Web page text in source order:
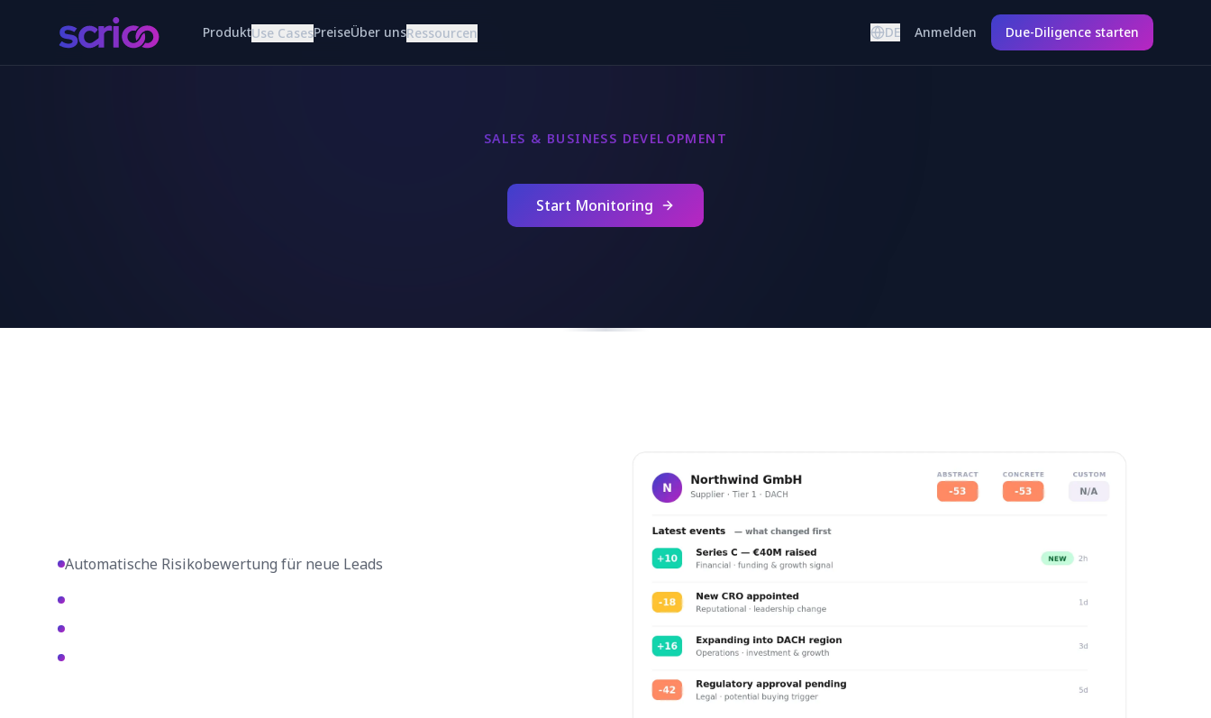
ProduktUse CasesPreiseÜber unsRessourcen DE Anmelden Due-Diligence starten
SALES & BUSINESS DEVELOPMENT
Start Monitoring
Automatische Risikobewertung für neue Leads